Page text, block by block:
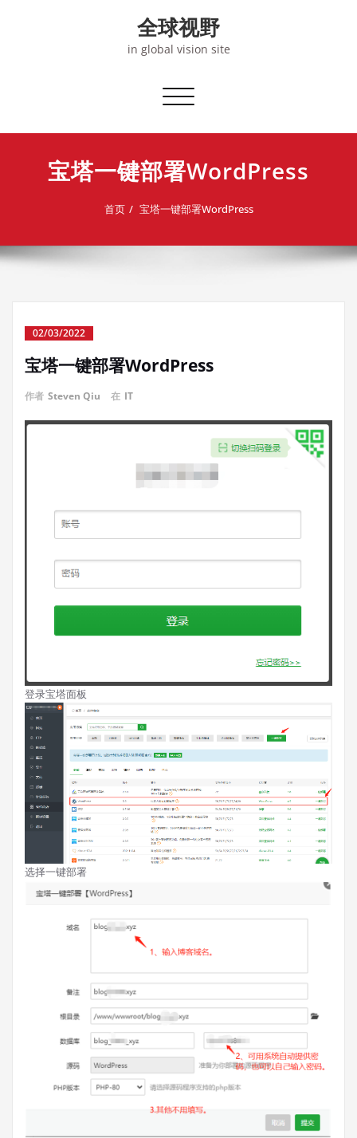
全球视野
in global vision site
切
导
宝塔一键部署WordPress
首页 宝塔一键部署WordPress
02/03/2022
宝塔一键部署WordPress
作者 Steven Qiu 在 IT
登录宝塔面板
选择一键部署